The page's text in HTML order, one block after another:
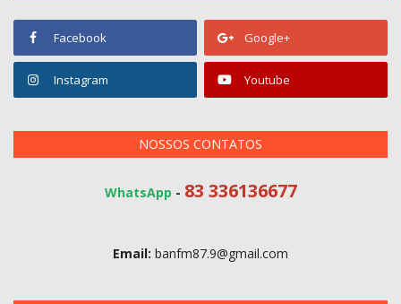
Facebook Google+
Instagram Youtube
NOSSOS CONTATOS
WhatsApp - 83 336136677
Email: banfm87.9@gmail.com